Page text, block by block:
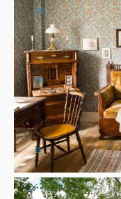
ro
m
e